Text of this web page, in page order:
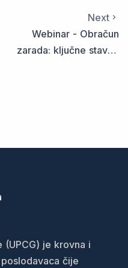
Next
Webinar - Obračun
zarada: ključne stavke
(UPCG) je krovna i
čije